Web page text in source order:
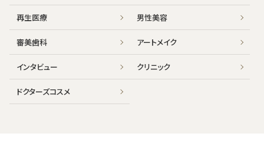
再生医療 男性美容
審美歯科 アートメイク
インタビュー クリニック
ドクターズコスメ